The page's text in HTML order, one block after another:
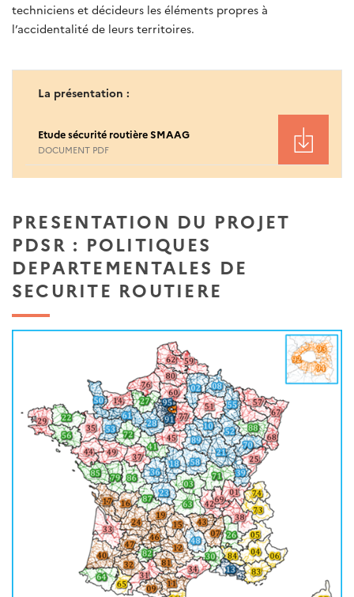
techniciens et décideurs les éléments propres à
l’accidentalité de leurs territoires.
La présentation :
Etude sécurité routière SMAAG
DOCUMENT PDF
PRESENTATION DU PROJET
PDSR : POLITIQUES
DEPARTEMENTALES DE
SECURITE ROUTIERE